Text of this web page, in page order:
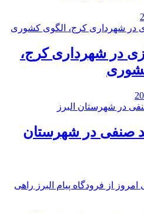
در شهرداری کرج،
۶ واحد صنفی در شهرستان